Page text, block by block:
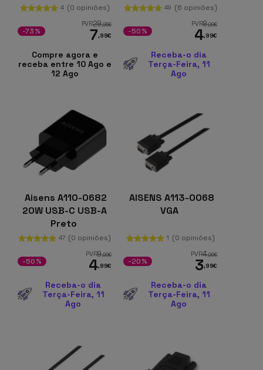
4 (0 opiniões)
PVR29,95€
7,99€
-73%
Compre agora e
receba entre 10 Ago e
12 Ago
49 (6 opiniões)
PVR9,99€
4,99€
-50%
Receba-o dia
Terça-Feira, 11
Ago
Aisens A110-0682
20W USB-C USB-A
Preto
47 (0 opiniões)
PVR9,99€
4,99€
-50%
Receba-o dia
Terça-Feira, 11
Ago
AISENS A113-0068
VGA
1 (0 opiniões)
PVR4,99€
3,99€
-20%
Receba-o dia
Terça-Feira, 11
Ago